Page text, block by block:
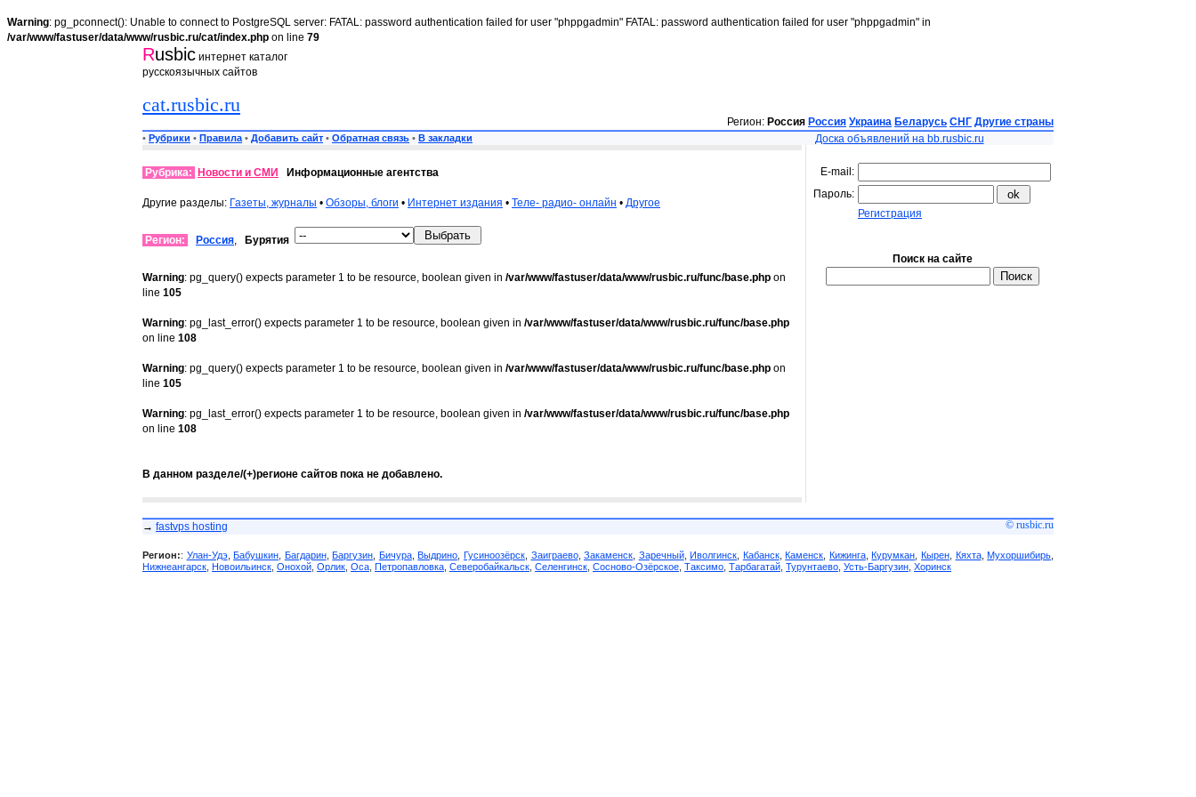
Warning: pg_pconnect(): Unable to connect to PostgreSQL server: FATAL: password authentication failed for user "phppgadmin" FATAL: password authentication failed for user "phppgadmin" in
/var/www/fastuser/data/www/rusbic.ru/cat/index.php on line 79
Rusbic интернет каталог
русскоязычных сайтов
cat.rusbic.ru
Регион: Россия Россия Украина Беларусь СНГ Другие страны
• Рубрики • Правила • Добавить сайт • Обратная связь • В закладки Доска объявлений на bb.rusbic.ru
Рубрика: Новости и СМИ Информационные агентства
Другие разделы: Газеты, журналы • Обзоры, блоги • Интернет издания • Теле- радио- онлайн • Другое
Регион: Россия, Бурятия
Warning: pg_query() expects parameter 1 to be resource, boolean given in /var/www/fastuser/data/www/rusbic.ru/func/base.php on
line 105
Warning: pg_last_error() expects parameter 1 to be resource, boolean given in /var/www/fastuser/data/www/rusbic.ru/func/base.php
on line 108
Warning: pg_query() expects parameter 1 to be resource, boolean given in /var/www/fastuser/data/www/rusbic.ru/func/base.php on
line 105
Warning: pg_last_error() expects parameter 1 to be resource, boolean given in /var/www/fastuser/data/www/rusbic.ru/func/base.php
on line 108
В данном разделе/(+)регионе сайтов пока не добавлено.
E-mail:
Пароль:
Регистрация
Поиск на сайте
→ fastvps hosting © rusbic.ru
Регион:: Улан-Удэ ,Бабушкин Багдарин,Баргузин Бичура,Выдрино Гусиноозёрск, Заиграево,Закаменск Заречный,Иволгинск Кабанск,Каменск Кижинга,Курумкан Кырен Кяхта,Мухоршибирь
Нижнеангарск Новоильинск Онохой Орлик Оса Петропавловка Северобайкальск Селенгинск Сосново-Озёрское Таксимо Тарбагатай Турунтаево Усть-Баргузин Хоринск